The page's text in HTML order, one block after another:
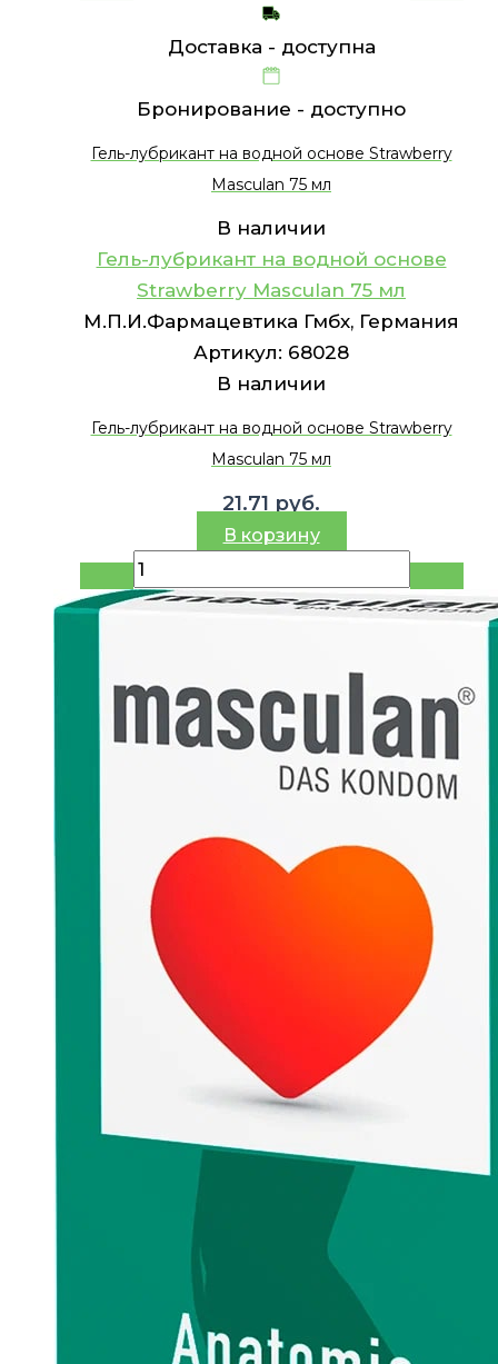
Доставка - доступна
Бронирование - доступно
Гель-лубрикант на водной основе Strawberry
Masculan 75 мл
В наличии
Гель-лубрикант на водной основе
Strawberry Masculan 75 мл
М.П.И.Фармацевтика Гмбх, Германия
Артикул: 68028
В наличии
Гель-лубрикант на водной основе Strawberry
Masculan 75 мл
21.71 руб.
В корзину